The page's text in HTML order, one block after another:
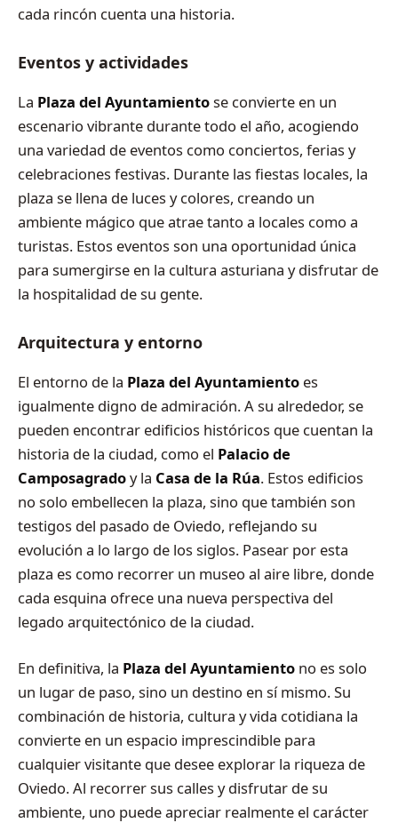
cada rincón cuenta una historia.
Eventos y actividades
La Plaza del Ayuntamientose convierte en un
escenario vibrante durante todo el año, acogiendo
una variedad de eventos como conciertos, ferias y
celebraciones festivas. Durante las fiestas locales, la
plaza se llena de luces y colores, creando un
ambiente mágico que atrae tanto a locales como a
turistas. Estos eventos son una oportunidad única
para sumergirse en la cultura asturiana y disfrutar de
la hospitalidad de su gente.
Arquitectura y entorno
El entorno de la Plaza del Ayuntamiento es
igualmente digno de admiración. A su alrededor, se
pueden encontrar edificios históricos que cuentan la
historia de la ciudad, como el Palacio de
Camposagradoy la Casa de la Rúa. Estos edificios
no solo embellecen la plaza, sino que también son
testigos del pasado de Oviedo, reflejando su
evolución a lo largo de los siglos. Pasear por esta
plaza es como recorrer un museo al aire libre, donde
cada esquina ofrece una nueva perspectiva del
legado arquitectónico de la ciudad.
En definitiva, la Plaza del Ayuntamiento no es solo
un lugar de paso, sino un destino en sí mismo. Su
combinación de historia, cultura y vida cotidiana la
convierte en un espacio imprescindible para
cualquier visitante que desee explorar la riqueza de
Oviedo. Al recorrer sus calles y disfrutar de su
ambiente, uno puede apreciar realmente el carácter